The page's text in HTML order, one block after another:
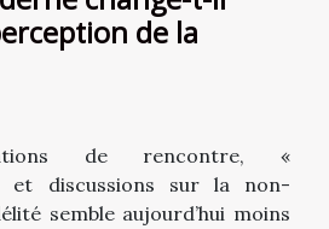
de la
de rencontre, «
et discussions sur la non-
semble aujourd’hui moins